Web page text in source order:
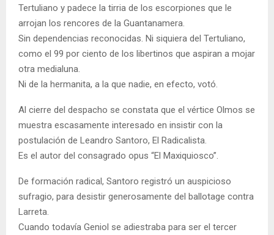
Tertuliano y padece la tirria de los escorpiones que le
arrojan los rencores de la Guantanamera.
Sin dependencias reconocidas. Ni siquiera del Tertuliano,
como el 99 por ciento de los libertinos que aspiran a mojar
otra medialuna.
Ni de la hermanita, a la que nadie, en efecto, votó.
Al cierre del despacho se constata que el vértice Olmos se
muestra escasamente interesado en insistir con la
postulación de Leandro Santoro, El Radicalista.
Es el autor del consagrado opus “El Maxiquiosco”.
De formación radical, Santoro registró un auspicioso
sufragio, para desistir generosamente del ballotage contra
Larreta.
Cuando todavía Geniol se adiestraba para ser el tercer